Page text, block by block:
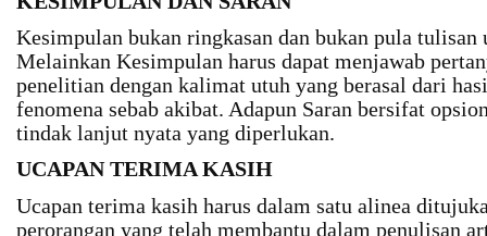
Kesimpulan bukan ringkasan dan bukan pula tulisan
Melainkan Kesimpulan harus dapat menjawab
penelitian dengan kalimat utuh yang berasal dari
fenomena sebab akibat. Adapun Saran bersifat
tindak lanjut nyata yang diperlukan.
UCAPAN TERIMA KASIH
Ucapan terima kasih harus dalam satu alinea
perorangan yang telah membantu dalam penulisan